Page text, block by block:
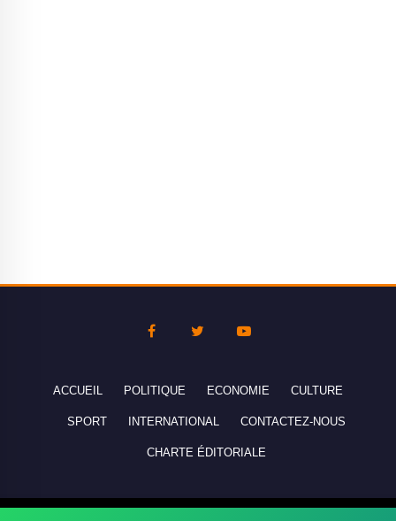
ACCUEIL POLITIQUE ECONOMIE CULTURE
SPORT INTERNATIONAL CONTACTEZ-NOUS
CHARTE ÉDITORIALE